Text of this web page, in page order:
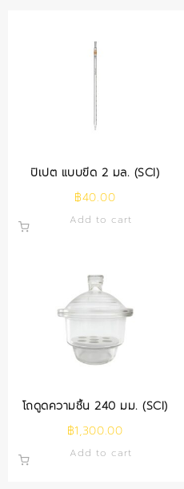
ปิเปต แบบขีด 2 มล. (SCI)
฿40.00
Add to cart
โถดูดความชื้น 240 มม. (SCI)
฿1,300.00
Add to cart